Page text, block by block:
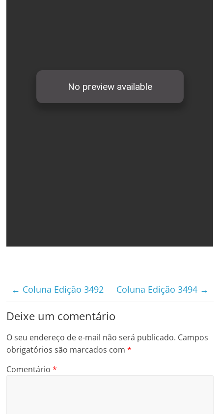
← Coluna Edição 3492 Coluna Edição 3494 →
Deixe um comentário
O seu endereço de e-mail não será publicado. Campos
obrigatórios são marcados com*
Comentário*